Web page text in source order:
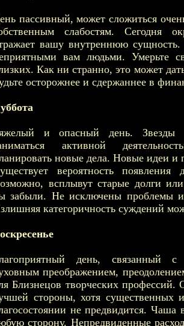
пассивный, может сложиться
слабостям.
вашу внутреннюю
вам людьми. Умерьте
Как ни странно, это может
осторожнее и сдержаннее в
и опасный день. Звезды
активной
новые дела. Новые идеи и
вероятность появления
всплывут старые долги или
забыли. Не исключены проблемы
категоричность суждений
день, связанный с
преображением,
Близнецов творческих профессий.
стороны, хотя существенных
не предвидится. Чаша
сторону. Непредвиденные